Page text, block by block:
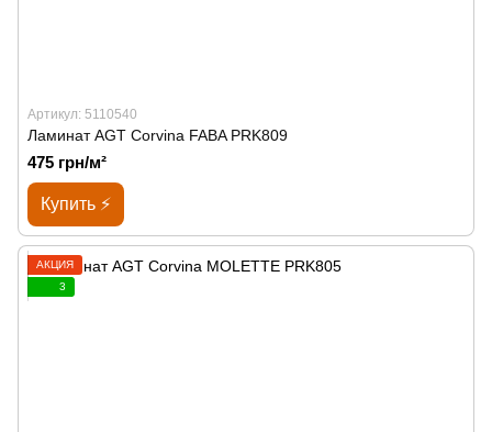
Артикул: 5110540
Ламинат AGT Corvina FABA PRK809
475 грн/м²
Купить ⚡
АКЦИЯ
3